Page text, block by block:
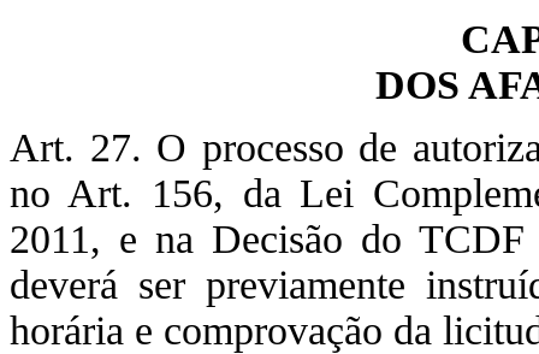
DOS
Art. 27. O processo de
no Art. 156, da Lei
2011, e na Decisão do
deverá ser previamente
horária e comprovação da